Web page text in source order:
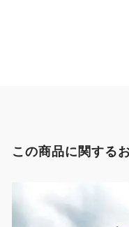
この商品に関する